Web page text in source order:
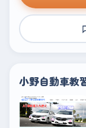
小野自動車教